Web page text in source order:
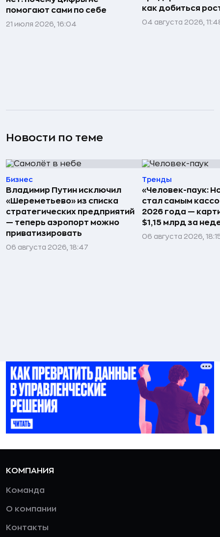
помогают сами по себе
21 июля 2026, 16:04
как добиться
04 августа 2026,
Новости по теме
Бизнес
Владимир Путин исключил
«Шереметьево» из списка
стратегических предприятий
— теперь аэропорт можно
приватизировать
06 августа 2026, 18:47
Тренды
«Человек-паук:
стал самым
2026 года —
$1,15 млрд за
06 августа 2026,
КОМПАНИЯ
Команда
О компании
Контакты